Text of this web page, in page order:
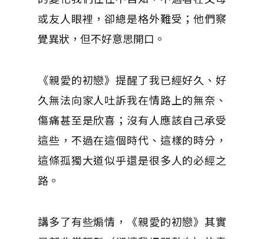
或友人眼裡，卻總是格外難受；他們察
覺異狀，但不好意思開口。
《親愛的初戀》提醒了我已經好久、好
久無法向家人吐訴我在情路上的無奈、
傷痛甚至是欣喜；沒有人應該自己承受
這些，不過在這個時代、這樣的時分，
這條孤獨大道似乎還是很多人的必經之
路。
講多了有些煽情，《親愛的初戀》其實